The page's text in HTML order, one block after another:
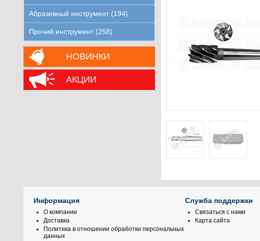
Абразивный инструмент (194)
Прочий инструмент (258)
НОВИНКИ
АКЦИИ
Информация
О компании
Доставка
Политика в отношении обработки персональных
данных
Служба поддержки
Связаться с нами
Карта сайта